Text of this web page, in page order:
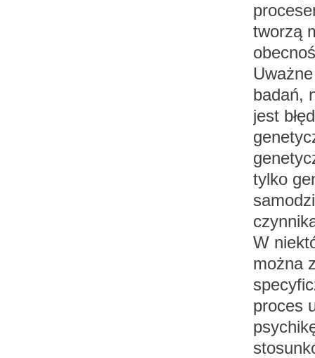
tworzą
badań,
jest
tylko
W
można
proces